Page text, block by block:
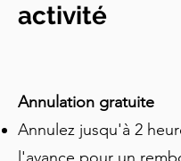
inscription sur sa face. Il
nom : Vinicia Pavlina.
du nom. Vinicia est un
romain, et Pavlina est la
de Paulinus. Ainsi, elle
activité
Annulation gratuite
Annulez jusqu'à 2